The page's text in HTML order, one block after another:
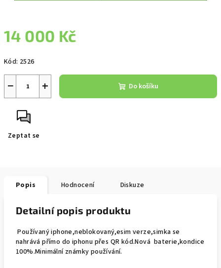
14 000 Kč
cena:
Kód: 2526
+
− Do košíku
Zeptat se
Popis Hodnocení Diskuze
Detailní popis produktu
Používanýiphone,neblokovaný,esim verze,simka se
nahrává přímo do iphonu přes QR kód.Nová baterie,kondice
100%.Minimální známky používání.